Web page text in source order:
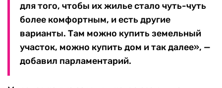
для того, чтобы их жилье стало чуть-чуть
более комфортным, и есть другие
варианты. Там можно купить земельный
участок, можно купить дом и так далее», —
добавил парламентарий.